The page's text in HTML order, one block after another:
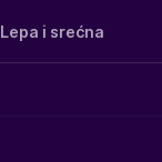
Lepa i srećna